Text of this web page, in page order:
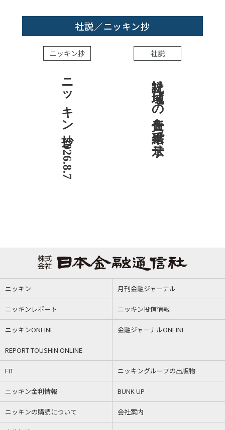
社説／ニッキン抄
ニッキン抄
ニッキン抄 2026.8.7
社説
社説 地域への責任を結果で示せ
ニッキン 月刊金融ジャーナル
ニッキンレポート ニッキン投信情報
ニッキンONLINE 金融ジャーナルONLINE
REPORT TOUSHIN ONLINE
FIT ニッキングループの出版物
ニッキン金利情報 BUNK UP
ニッキンの購読について 会社案内